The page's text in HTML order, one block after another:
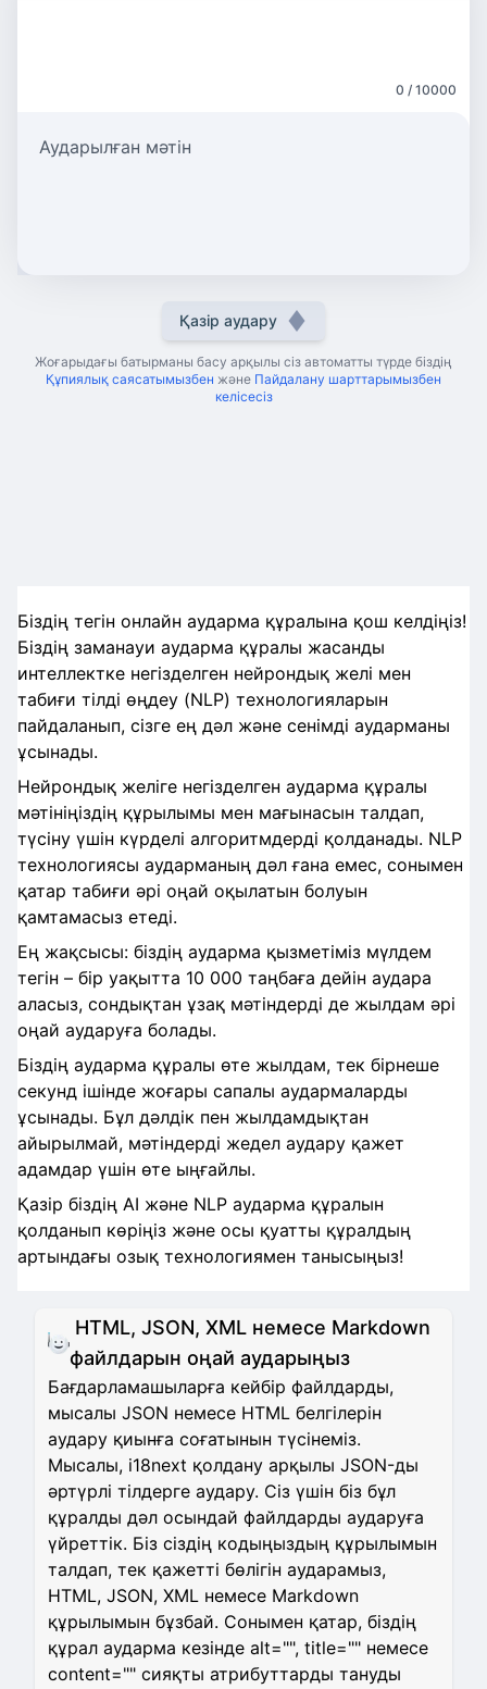
0 / 10000
Аударылған мәтін
Қазір аудару
Жоғарыдағы батырманы басу арқылы сіз автоматты түрде біздің
Құпиялық саясатымызбен және Пайдалану шарттарымызбен
келісесіз
Біздің тегін онлайн аударма құралына қош келдіңіз!
Біздің заманауи аударма құралы жасанды
интеллектке негізделген нейрондық желі мен
табиғи тілді өңдеу (NLP) технологияларын
пайдаланып, сізге ең дәл және сенімді аударманы
ұсынады.
Нейрондық желіге негізделген аударма құралы
мәтініңіздің құрылымы мен мағынасын талдап,
түсіну үшін күрделі алгоритмдерді қолданады. NLP
технологиясы аударманың дәл ғана емес, сонымен
қатар табиғи әрі оңай оқылатын болуын
қамтамасыз етеді.
Ең жақсысы: біздің аударма қызметіміз мүлдем
тегін – бір уақытта 10 000 таңбаға дейін аудара
аласыз, сондықтан ұзақ мәтіндерді де жылдам әрі
оңай аударуға болады.
Біздің аударма құралы өте жылдам, тек бірнеше
секунд ішінде жоғары сапалы аудармаларды
ұсынады. Бұл дәлдік пен жылдамдықтан
айырылмай, мәтіндерді жедел аудару қажет
адамдар үшін өте ыңғайлы.
Қазір біздің AI және NLP аударма құралын
қолданып көріңіз және осы қуатты құралдың
артындағы озық технологиямен танысыңыз!
HTML, JSON, XML немесе Markdown
файлдарын оңай аударыңыз
Бағдарламашыларға кейбір файлдарды,
мысалы JSON немесе HTML белгілерін
аудару қиынға соғатынын түсінеміз.
Мысалы, i18next қолдану арқылы JSON-ды
әртүрлі тілдерге аудару. Сіз үшін біз бұл
құралды дәл осындай файлдарды аударуға
үйреттік. Біз сіздің кодыңыздың құрылымын
талдап, тек қажетті бөлігін аударамыз,
HTML, JSON, XML немесе Markdown
құрылымын бұзбай. Сонымен қатар, біздің
құрал аударма кезінде alt="", title="" немесе
content="" сияқты атрибуттарды тануды